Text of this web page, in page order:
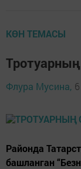
КӨН ТЕМАСЫ
Флура Мусина,
Районда
башланган